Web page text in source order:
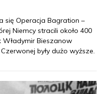
się Operacja Bagration –
Niemcy stracili około 400
Władymir Bieszanow
były dużo wyższe.